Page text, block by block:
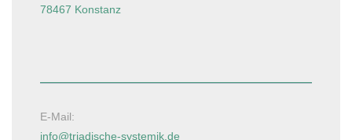
78467 Konstanz
E-Mail:
info@triadische-systemik.de